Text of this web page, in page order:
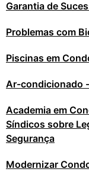
Garantia de
Problemas com
Piscinas em
Ar-condicionado
Academia em
Síndicos sobre
Segurança
Modernizar